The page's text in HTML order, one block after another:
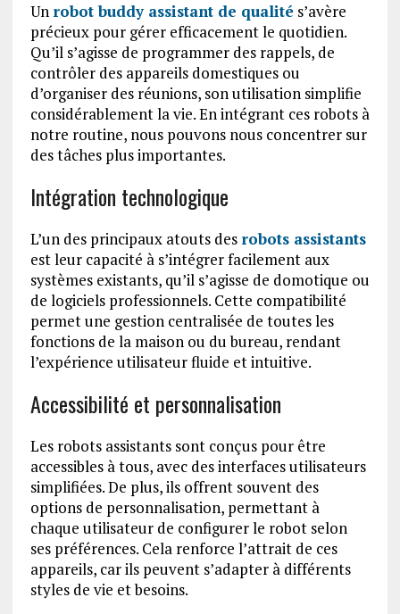
Un robot buddy assistant de qualités’avère
précieux pour gérer efficacement le quotidien.
Qu’il s’agisse de programmer des rappels, de
contrôler des appareils domestiques ou
d’organiser des réunions, son utilisation simplifie
considérablement la vie. En intégrant ces robots à
notre routine, nous pouvons nous concentrer sur
des tâches plus importantes.
Intégration technologique
L’un des principaux atouts des robots assistants
est leur capacité à s’intégrer facilement aux
systèmes existants, qu’il s’agisse de domotique ou
de logiciels professionnels. Cette compatibilité
permet une gestion centralisée de toutes les
fonctions de la maison ou du bureau, rendant
l’expérience utilisateur fluide et intuitive.
Accessibilité et personnalisation
Les robots assistants sont conçus pour être
accessibles à tous, avec des interfaces utilisateurs
simplifiées. De plus, ils offrent souvent des
options de personnalisation, permettant à
chaque utilisateur de configurer le robot selon
ses préférences. Cela renforce l’attrait de ces
appareils, car ils peuvent s’adapter à différents
styles de vie et besoins.